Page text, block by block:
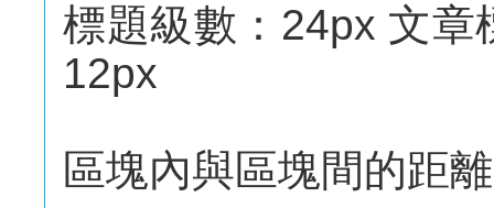
標題級數：24px 文章
12px
區塊內與區塊間的距